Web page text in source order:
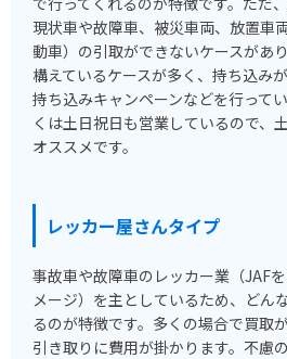
現状車や故障車、被災車両、放置車
動車）の引取ができないケースがあ
構えているケースが多く、持ち込み
持ち込みキャンペーンなどを行って
くは土日祝日も営業しているので、
オススメです。
レッカー屋さんタイプ
事故車や故障車のレッカー業（JAF
メージ）を主としているため、どん
るのが特徴です。多くの場合で買取
引き取りに費用が掛かります。不慮